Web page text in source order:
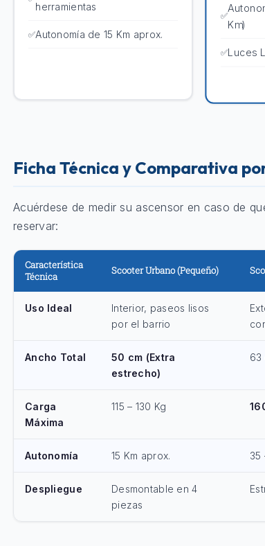
herramientas
Autonomía de 15 Km aprox.
Km)
Luces
Ficha Técnica y Comparativa
Acuérdese de medir su ascensor en caso de
reservar:
Característica
Técnica
Scooter Urbano (Pequeño)
Uso Ideal
Interior, paseos lisos
por el barrio
Ancho Total
50 cm (Extra
estrecho)
63
Carga
Máxima
115 – 130 Kg
Autonomía 15 Km aprox. 35
Despliegue
Desmontable en 4
piezas